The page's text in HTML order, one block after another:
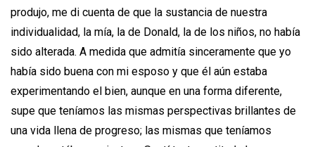
produjo, me di cuenta de que la sustancia de nuestra
individualidad, la mía, la de Donald, la de los niños, no había
sido alterada. A medida que admitía sinceramente que yo
había sido buena con mi esposo y que él aún estaba
experimentando el bien, aunque en una forma diferente,
supe que teníamos las mismas perspectivas brillantes de
una vida llena de progreso; las mismas que teníamos